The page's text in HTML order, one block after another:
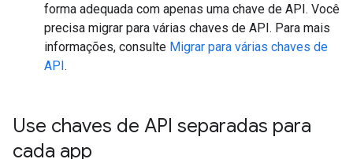
forma adequada com apenas uma chave de API. Você
precisa migrar para várias chaves de API. Para mais
informações, consulte Migrar para várias chaves de
API.
Use chaves de API separadas para
cada app